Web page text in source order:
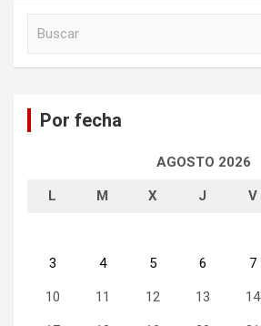
Por fecha
AGOSTO 2026
L M X J V
3 4 5 6 7
10 11 12 13 14